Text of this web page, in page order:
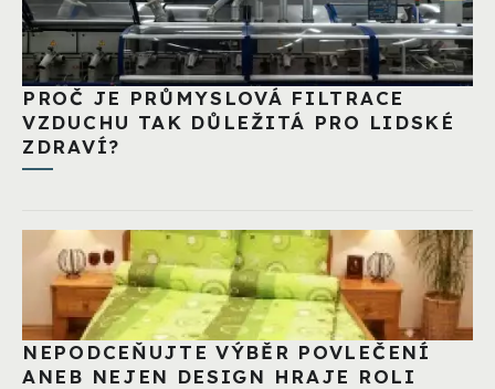
PROČ JE PRŮMYSLOVÁ FILTRACE
VZDUCHU TAK DŮLEŽITÁ PRO LIDSKÉ
ZDRAVÍ?
NEPODCEŇUJTE VÝBĚR POVLEČENÍ
ANEB NEJEN DESIGN HRAJE ROLI